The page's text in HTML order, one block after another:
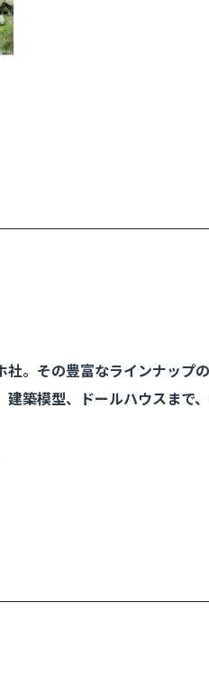
。その豊富なラインナップ
築模型、ドールハウスまで